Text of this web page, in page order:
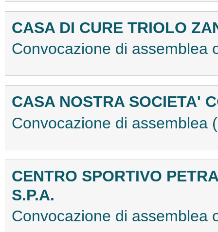
CASA DI CURE TRIOLO
Convocazione di assemblea
CASA NOSTRA SOCIETA'
Convocazione di assemblea
CENTRO SPORTIVO
S.P.A.
Convocazione di assemblea